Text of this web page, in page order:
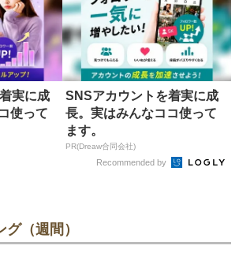
実に成
使って
SNSアカウントを着実に成
長。実はみんなココ使って
ます。
PR(Dreaw合同会社)
Recommended by
（週間）